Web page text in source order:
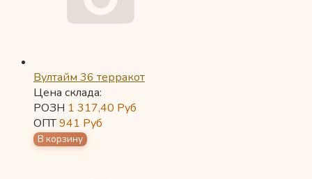
Вултайм 36 терракот
Цена склада:
РОЗН 1 317,40 Руб
ОПТ941 Руб